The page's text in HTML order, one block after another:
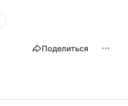
Поделиться